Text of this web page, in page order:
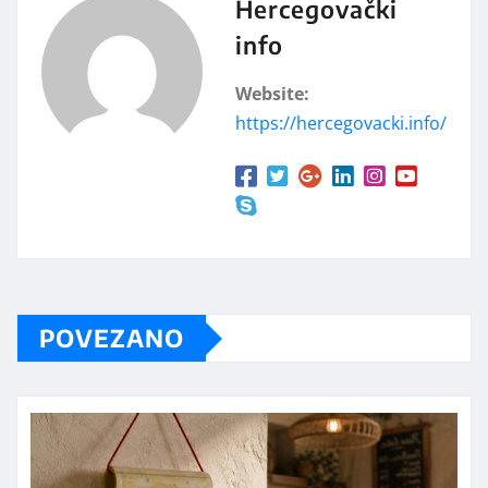
Hercegovački
info
Website:
https://hercegovacki.info/
POVEZANO